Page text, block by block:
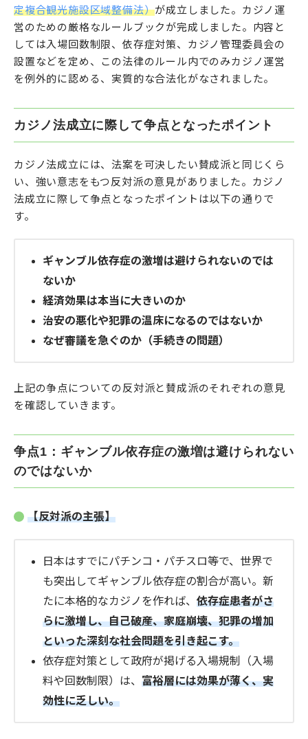
定複合観光施設区域整備法）が成立しました。カジノ運
営のための厳格なルールブックが完成しました。内容と
しては入場回数制限、依存症対策、カジノ管理委員会の
設置などを定め、この法律のルール内でのみカジノ運営
を例外的に認める、実質的な合法化がなされました。
カジノ法成立に際して争点となったポイント
カジノ法成立には、法案を可決したい賛成派と同じくら
い、強い意志をもつ反対派の意見がありました。カジノ
法成立に際して争点となったポイントは以下の通りで
す。
ギャンブル依存症の激増は避けられないのでは
ないか
経済効果は本当に大きいのか
治安の悪化や犯罪の温床になるのではないか
なぜ審議を急ぐのか（手続きの問題）
上記の争点についての反対派と賛成派のそれぞれの意見
を確認していきます。
争点1：ギャンブル依存症の激増は避けられない
のではないか
【反対派の主張】
日本はすでにパチンコ・パチスロ等で、世界で
も突出してギャンブル依存症の割合が高い。新
たに本格的なカジノを作れば、 依存症患者がさ
らに激増し、自己破産、家庭崩壊、犯罪の増加
といった深刻な社会問題を引き起こす。
依存症対策として政府が掲げる入場規制（入場
料や回数制限）は、 富裕層には効果が薄く、実
効性に乏しい。